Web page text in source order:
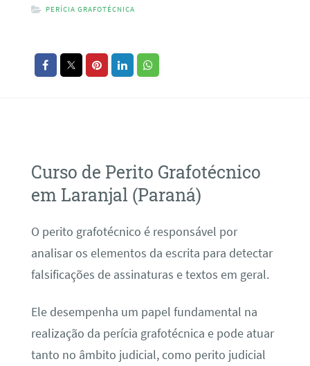
PERÍCIA GRAFOTÉCNICA
Curso de Perito Grafotécnico
em Laranjal (Paraná)
O perito grafotécnico é responsável por
analisar os elementos da escrita para detectar
falsificações de assinaturas e textos em geral.
Ele desempenha um papel fundamental na
realização da perícia grafotécnica e pode atuar
tanto no âmbito judicial, como perito judicial